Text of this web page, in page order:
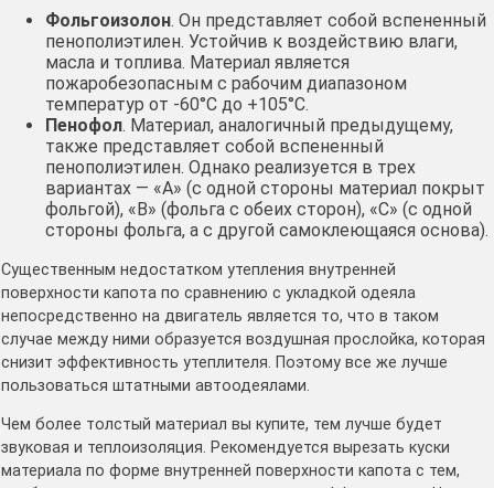
Фольгоизолон. Он представляет собой вспененный
пенополиэтилен. Устойчив к воздействию влаги,
масла и топлива. Материал является
пожаробезопасным с рабочим диапазоном
температур от -60°С до +105°С.
Пенофол. Материал, аналогичный предыдущему,
также представляет собой вспененный
пенополиэтилен. Однако реализуется в трех
вариантах — «А» (с одной стороны материал покрыт
фольгой), «В» (фольга с обеих сторон), «С» (с одной
стороны фольга, а с другой самоклеющаяся основа).
Существенным недостатком утепления внутренней
поверхности капота по сравнению с укладкой одеяла
непосредственно на двигатель является то, что в таком
случае между ними образуется воздушная прослойка, которая
снизит эффективность утеплителя. Поэтому все же лучше
пользоваться штатными автоодеялами.
Чем более толстый материал вы купите, тем лучше будет
звуковая и теплоизоляция. Рекомендуется вырезать куски
материала по форме внутренней поверхности капота с тем,